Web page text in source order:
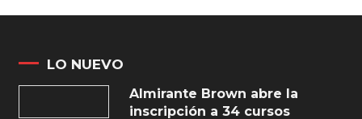
LO NUEVO
Almirante Brown abre la
inscripción a 34 cursos